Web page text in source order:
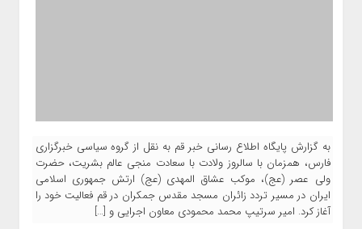
به گزارش پایگاه اطلاع رسانی خبر قم به نقل از گروه سیاسی خبرگزاری
فارس، همزمان با سالروز ولادت با سعادت منجی عالم بشریت، حضرت
ولی عصر (عج)، موکب عشاق المهدی (عج) ارتش جمهوری اسلامی
ایران در مسیر تردد زائران مسجد مقدس جمکران در قم فعالیت خود را
آغاز کرد. امیر سرتیپ محمد محمودی معاون اجرایی و […]